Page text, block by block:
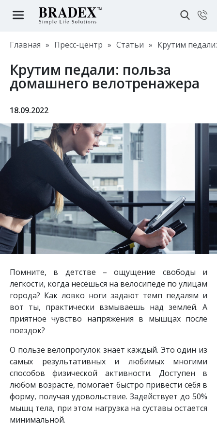
Главная » Пресс-центр » Статьи » Крутим
Крутим педали: польза
домашнего велотренажера
18.09.2022
Помните, в детстве – ощущение свободы и
легкости, когда несёшься на велосипеде по улицам
города? Как ловко ноги задают темп педалям и
вот ты, практически взмываешь над землей. А
приятное чувство напряжения в мышцах после
поездок?
О пользе велопрогулок знает каждый. Это один из
самых результативных и любимых многими
способов физической активности. Доступен в
любом возрасте, помогает быстро привести себя в
форму, получая удовольствие. Задействует до 50%
мышц тела, при этом нагрузка на суставы остается
минимальной.